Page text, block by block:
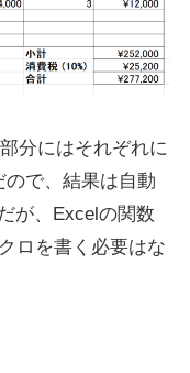
部分にはそれぞれに
で、結果は自動
が、Excelの関数
ロを書く必要はな